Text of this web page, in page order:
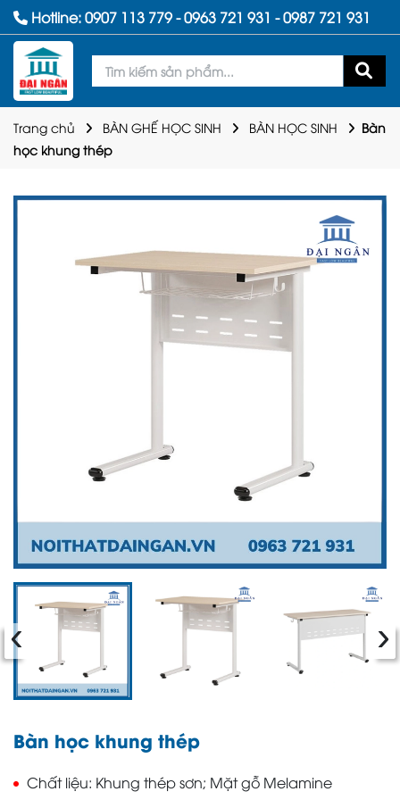
Hotline:0907 113 779-0963 721 931 -0987 721 931
Trang chủ BÀN GHẾ HỌC SINH BÀN HỌC SINH
Bàn
học khung thép
‹ ›
Bàn học khung thép
Chất liệu Khung thép sơn; Mặt gỗ Melamine